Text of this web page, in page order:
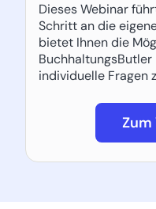
Dieses Webinar
Schritt an die
bietet Ihnen die
individuelle Fragen
Zum